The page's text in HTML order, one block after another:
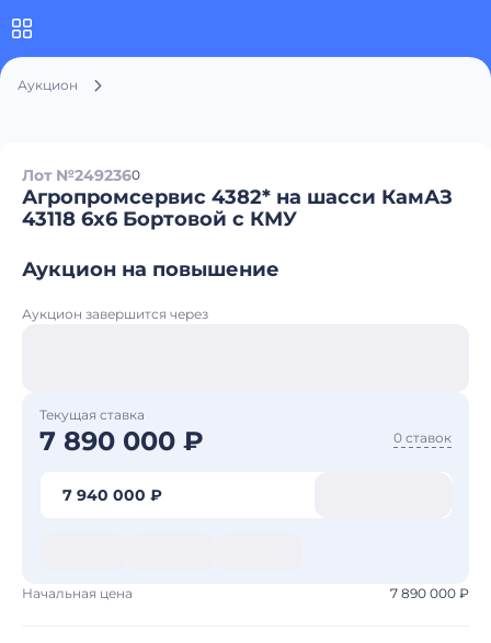
Аукцион
Лот №2492360
Агропромсервис 4382* на шасси КамАЗ
43118 6x6 Бортовой с КМУ
Аукцион на повышение
Аукцион завершится через
Текущая ставка
7 890 000 ₽ 0 ставок
7 940 000 ₽
Начальная цена 7 890 000 ₽